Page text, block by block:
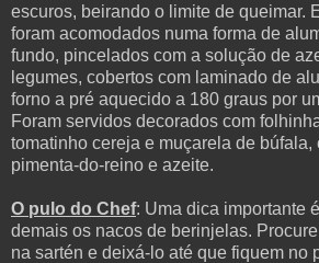
escuros, beirando o limite de queimar.
foram acomodados numa forma de
fundo, pincelados com a solução de
legumes, cobertos com laminado de
forno a pré aquecido a 180 graus por
Foram servidos decorados com
tomatinho cereja e muçarela de búfala,
pimenta-do-reino e azeite.
O pulo do Chef: Uma dica importante
demais os nacos de berinjelas.
na sartén e deixá-lo até que fiquem no